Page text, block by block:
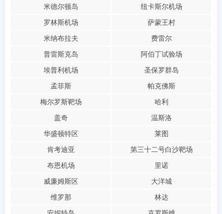
米德尔顿岛
纽卡斯尔机场
罗林斯机场
萨蒙王村
米纳布拉夫
费雷尔
普雷斯克岛
阿伯丁试验场
埃普利机场
圣保罗群岛
孟菲斯
帕克佛斯
梅尔罗斯靶场
哈利
盖奇
温斯洛
华盛顿特区
莱图
肯考迪亚
第三十二号白沙靶场
布恩机场
里诺
威廉姆斯区
大洋城
维罗那
林达